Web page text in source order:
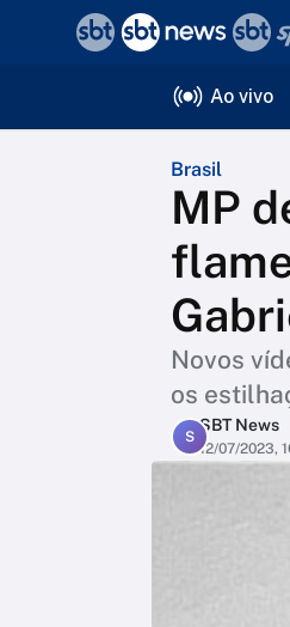
Ao vivo
Brasil
MP
Novos
os
S
SBT News
12/07/2023,
voltar
Editorias